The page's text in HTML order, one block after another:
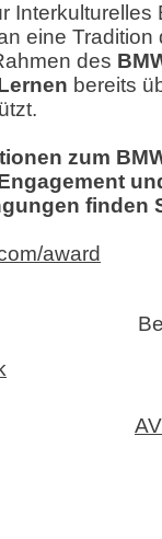
eine
des
bereits
zum
finden
award